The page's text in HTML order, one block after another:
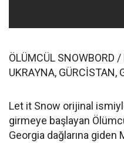
ÖLÜMCÜL
UKRAYNA, GÜRCİSTAN,
Let it Snow orijinal
girmeye başlayan
Georgia dağlarına giden